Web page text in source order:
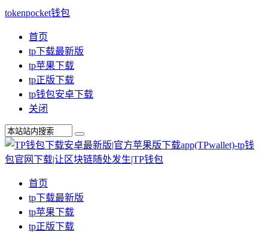
tokenpocket钱包
首页
tp下载最新版
tp苹果下载
tp正版下载
tp钱包安卓下载
关闭
首页
tp下载最新版
tp苹果下载
tp正版下载